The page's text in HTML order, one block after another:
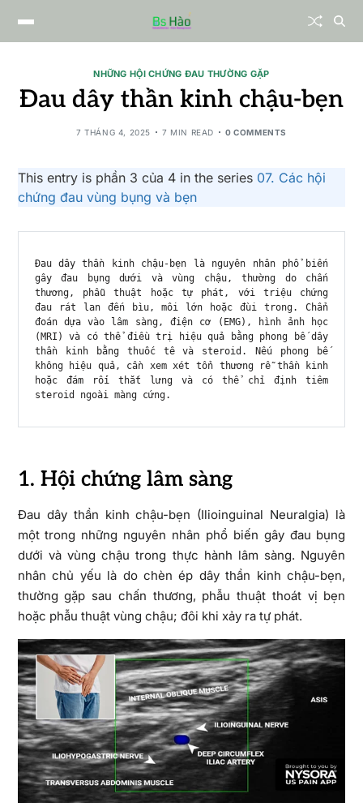
NHỮNG HỘI CHỨNG ĐAU THƯỜNG GẶP
Đau dây thần kinh chậu-bẹn
7 THÁNG 4, 2025 7 MIN READ 0 COMMENTS
This entry is phần 3 của 4 in the series 07. Các hội
chứng đau vùng bụng và bẹn
Đau dây thần kinh chậu-bẹn là nguyên nhân phổ biến
gây đau bụng dưới và vùng chậu, thường do chấn
thương, phẫu thuật hoặc tự phát, với triệu chứng
đau rát lan đến bìu, môi lớn hoặc đùi trong. Chẩn
đoán dựa vào lâm sàng, điện cơ (EMG), hình ảnh học
(MRI) và có thể điều trị hiệu quả bằng phong bế dây
thần kinh bằng thuốc tê và steroid. Nếu phong bế
không hiệu quả, cần xem xét tổn thương rễ thần kinh
hoặc đám rối thắt lưng và có thể chỉ định tiêm
steroid ngoài màng cứng.
1. Hội chứng lâm sàng
Đau dây thần kinh chậu-bẹn (Ilioinguinal Neuralgia) là
một trong những nguyên nhân phổ biến gây đau bụng
dưới và vùng chậu trong thực hành lâm sàng. Nguyên
nhân chủ yếu là do chèn ép dây thần kinh chậu-bẹn,
thường gặp sau chấn thương, phẫu thuật thoát vị bẹn
hoặc phẫu thuật vùng chậu; đôi khi xảy ra tự phát.